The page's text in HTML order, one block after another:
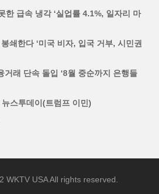
한 급속 냉각 ‘실업률 4.1%, 일자리 마
쇄한다 ‘미국 비자, 입국 거부, 시민권
거래 단속 돌입 ‘8월 중순까지 은행들
스투데이(트럼프 이민)
WKTV USA All rights reserved.